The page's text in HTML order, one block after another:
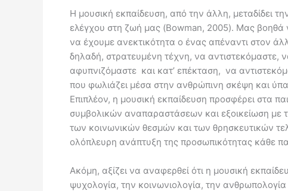
Η μουσική εκπαίδευση, από την άλλη, μεταδίδει
ελέγχου στη ζωή μας (Bowman, 2005). Μας βοηθά
να έχουμε ανεκτικότητα ο ένας απέναντι στον
δηλαδή, στρατευμένη τέχνη, να αντιστεκόμαστε,
αφυπνιζόμαστε και κατ’ επέκταση, να
που φωλιάζει μέσα στην ανθρώπινη σκέψη και
Επιπλέον, η μουσική εκπαίδευση προσφέρει στα
συμβολικών αναπαραστάσεων και εξοικείωση
των κοινωνικών θεσμών και των θρησκευτικών
ολόπλευρη ανάπτυξη της προσωπικότητας κάθε
Ακόμη, αξίζει να αναφερθεί ότι η μουσική
ψυχολογία, την κοινωνιολογία, την